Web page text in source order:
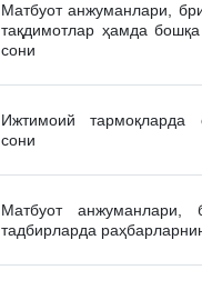
Матбуот анжуманлари,
тақдимотлар ҳамда
сони
Ижтимоий тармоқларда
сони
Матбуот анжуманлари,
тадбирларда